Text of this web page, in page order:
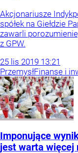
Akcjonariusze
spółek na Giełdzie
zawarli
z GPW.
25 lis 2019 13:21
PrzemysłFinanse i
Imponujące
jest warta więcej